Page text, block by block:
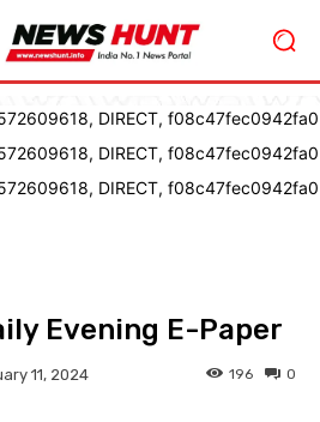
DIRECT, f08c47fec0942fa0
DIRECT, f08c47fec0942fa0
DIRECT, f08c47fec0942fa0
Evening E-Paper
11, 2024 0
196